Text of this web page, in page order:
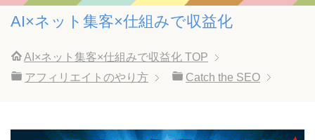
AI×ネット集客×仕組みで収益化
AI×ネット集客×仕組みで収益化 TOP
アフィリエイトのやり方
Catch the SEO